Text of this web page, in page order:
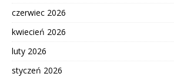
czerwiec 2026
kwiecień 2026
luty 2026
styczeń 2026